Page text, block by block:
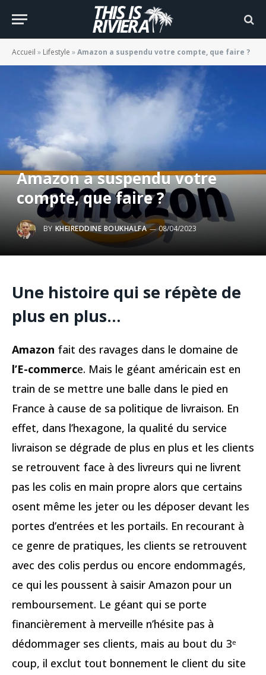
Accueil » Lifestyle »Amazon a suspendu votre compte, que faire ?
Amazon a suspendu votre
compte, que faire ?
BY KHEIREDDINE BOUKHALFA 08/04/2023
Une histoire qui se répète de
plus en plus…
Amazon fait des ravages dans le domaine de
l’E-commerce. Mais le géant américain est en
train de se mettre une balle dans le pied en
France à cause de sa politique de livraison. En
effet, dans l’hexagone, la qualité du service
livraison se dégrade de plus en plus et les clients
se retrouvent face à des livreurs qui ne livrent
pas les colis en main propre alors que certains
osent même les jeter ou les déposer devant les
portes d’entrées et les portails. En recourant à
ce genre de pratiques, les clients se retrouvent
avec des colis perdus ou encore endommagés,
ce qui les poussent à saisir Amazon pour un
remboursement. Le géant qui se porte
financièrement à merveille n’hésite pas à
dédommager ses clients, mais au bout du 3ᵉ
coup, il exclut tout bonnement le client du site